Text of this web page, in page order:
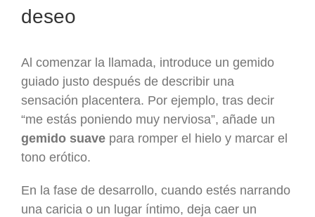
deseo
Al comenzar la llamada, introduce un gemido
guiado justo después de describir una
sensación placentera. Por ejemplo, tras decir
“me estás poniendo muy nerviosa”, añade un
gemido suave para romper el hielo y marcar el
tono erótico.
En la fase de desarrollo, cuando estés narrando
una caricia o un lugar íntimo, deja caer un